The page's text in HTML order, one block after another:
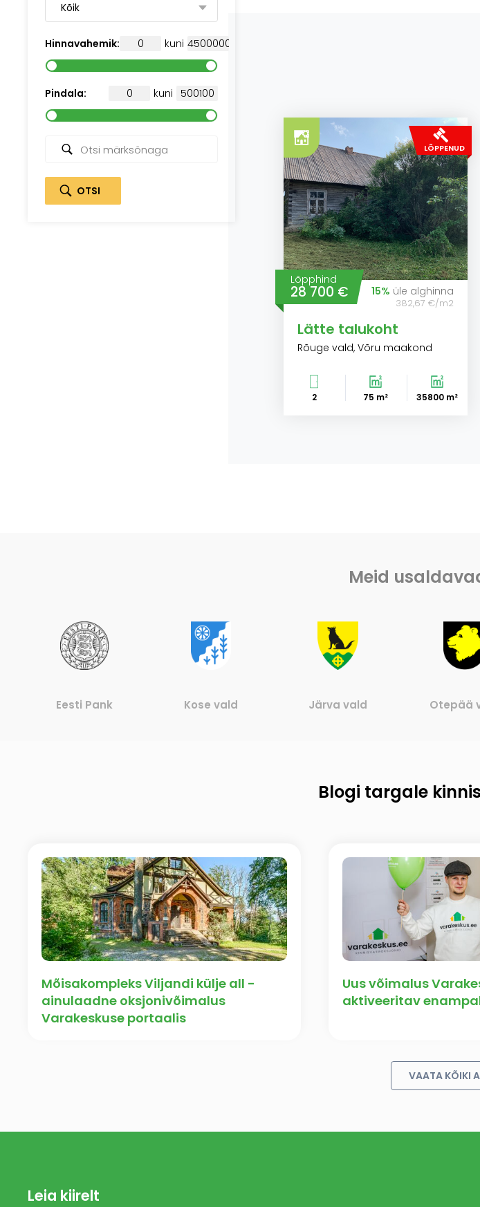
Kõik
Hinnavahemik: kuni
Pindala: kuni
OTSI
LÕPPENUD
Lõpphind
28 700 € 15% üle alghinna
382,67 €/m2
Lätte talukoht
Rõuge vald, Võru maakond
2 75 m² 35800 m²
Meid
Eesti Pank Kose vald Järva vald Otepää
Blogi targale
Mõisakompleks Viljandi külje all -
ainulaadne oksjonivõimalus
Varakeskuse portaalis
Uus võimalus
aktiveeritav
VAATA KÕIKI
Leia kiirelt